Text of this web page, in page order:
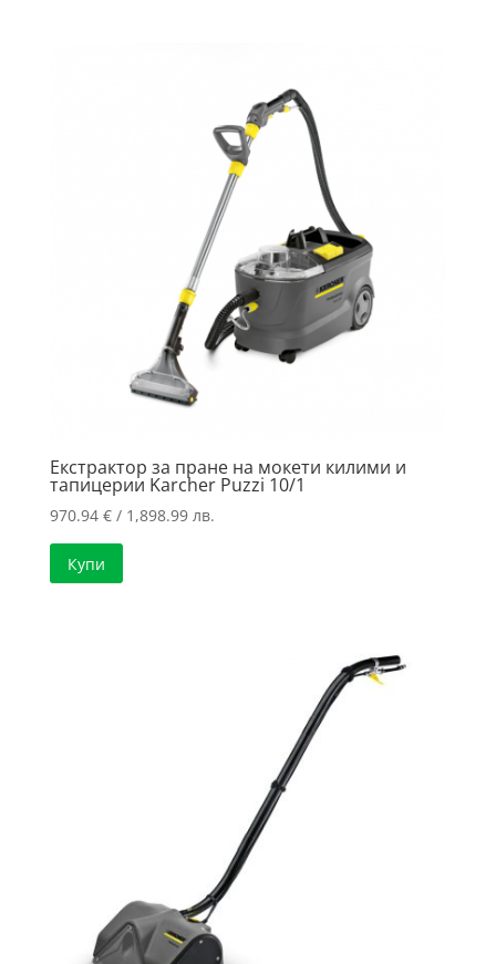
Екстрактор за пране на мокети килими и
тапицерии Karcher Puzzi 10/1
970.94 €/ 1,898.99 лв.
Купи